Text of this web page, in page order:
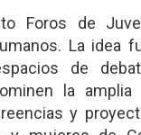
Foros de
La idea
de
la amplia
y